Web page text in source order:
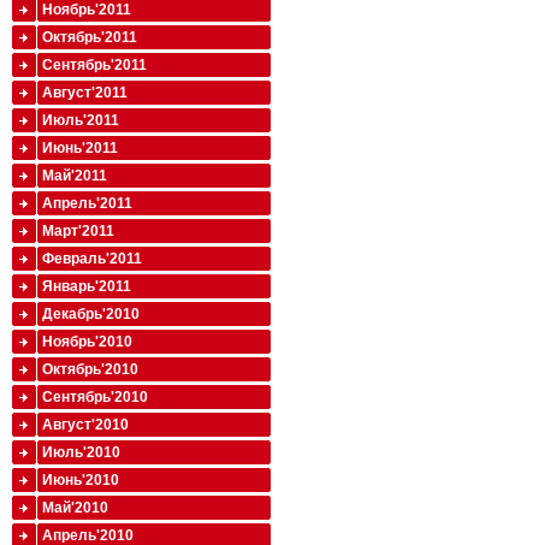
Ноябрь'2011
Октябрь'2011
Сентябрь'2011
Август'2011
Июль'2011
Июнь'2011
Май'2011
Апрель'2011
Март'2011
Февраль'2011
Январь'2011
Декабрь'2010
Ноябрь'2010
Октябрь'2010
Сентябрь'2010
Август'2010
Июль'2010
Июнь'2010
Май'2010
Апрель'2010